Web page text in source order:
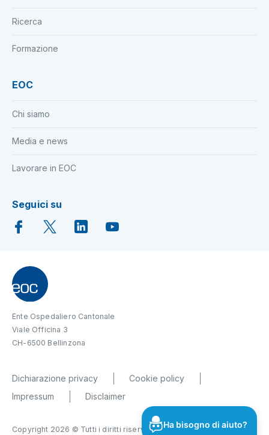
Ricerca
Formazione
EOC
Chi siamo
Media e news
Lavorare in EOC
Seguici su
Ente Ospedaliero Cantonale
Viale Officina 3
CH-6500 Bellinzona
Dichiarazione privacy
Cookie policy
Impressum
Disclaimer
Copyright 2026 © Tutti i diritti riservati
Ha bisogno di aiuto?